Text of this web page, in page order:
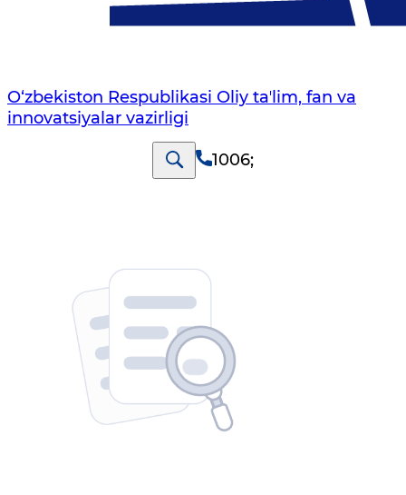
O‘zbekiston Respublikasi Oliy taʼlim, fan va
innovatsiyalar vazirligi
1006;